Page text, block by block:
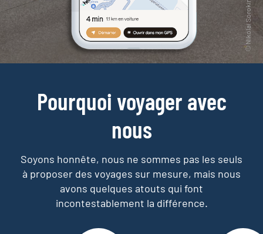
Pourquoi voyager avec
nous
Soyons honnête, nous ne sommes pas les seuls
à proposer des voyages sur mesure, mais nous
avons quelques atouts qui font
incontestablement la différence.